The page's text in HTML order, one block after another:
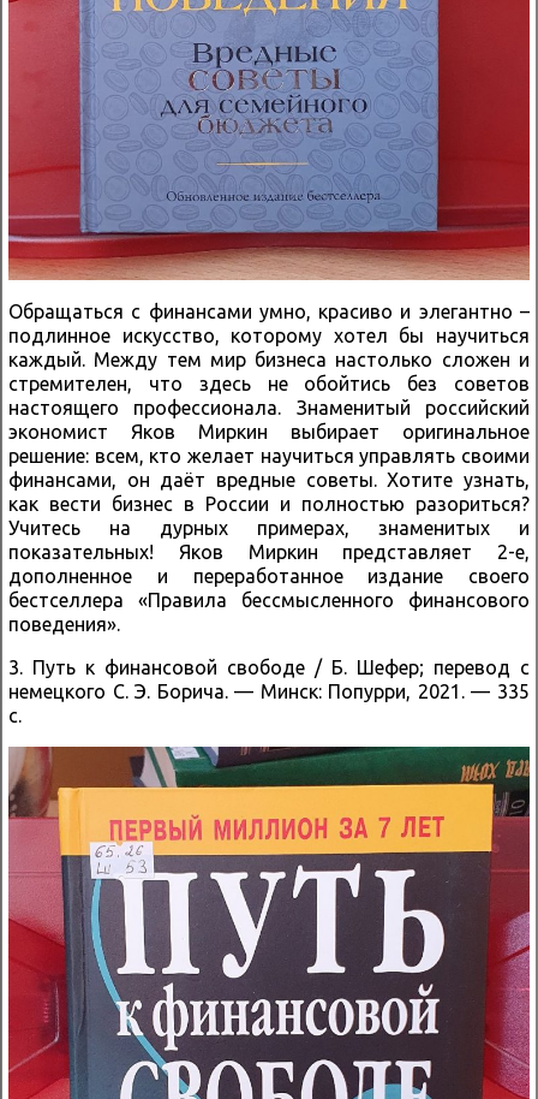
Обращаться с финансами умно, красиво и элегантно –
подлинное искусство, которому хотел бы научиться
каждый. Между тем мир бизнеса настолько сложен и
стремителен, что здесь не обойтись без советов
настоящего профессионала. Знаменитый российский
экономист Яков Миркин выбирает оригинальное
решение: всем, кто желает научиться управлять своими
финансами, он даёт вредные советы. Хотите узнать,
как вести бизнес в России и полностью разориться?
Учитесь на дурных примерах, знаменитых и
показательных! Яков Миркин представляет 2-е,
дополненное и переработанное издание своего
бестселлера «Правила бессмысленного финансового
поведения».
3. Путь к финансовой свободе / Б. Шефер; перевод с
немецкого С. Э. Борича. — Минск: Попурри, 2021. — 335
с.